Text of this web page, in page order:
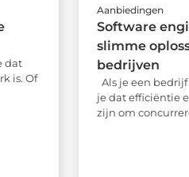
dat
is. Of
Aanbiedingen
Software
slimme
bedrijven
Als je een
je dat efficiëntie
zijn om